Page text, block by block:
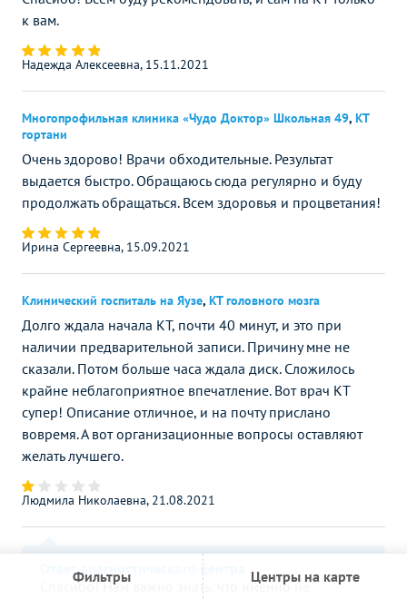
Фильтры Центры на карте
к вам.
Надежда Алексеевна, 15.11.2021
Многопрофильная клиника «Чудо Доктор» Школьная 49, КТ
гортани
Очень здорово! Врачи обходительные. Результат
выдается быстро. Обращаюсь сюда регулярно и буду
продолжать обращаться. Всем здоровья и процветания!
Ирина Сергеевна, 15.09.2021
Клинический госпиталь на Яузе, КТ головного мозга
Долго ждала начала КТ, почти 40 минут, и это при
наличии предварительной записи. Причину мне не
сказали. Потом больше часа ждала диск. Сложилось
крайне неблагоприятное впечатление. Вот врач КТ
супер! Описание отличное, и на почту прислано
вовремя. А вот организационные вопросы оставляют
желать лучшего.
Людмила Николаевна, 21.08.2021
Ответ диагностического центра
Спасибо! Нам важно знать, что именно не